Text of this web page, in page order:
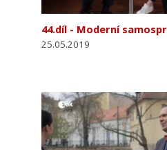
44.díl - Moderní
25.05.2019